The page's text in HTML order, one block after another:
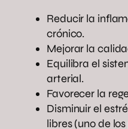
Reducir la
crónico.
Mejorar la
Equilibra el
arterial.
Favorecer la
Disminuir el
libres (uno de